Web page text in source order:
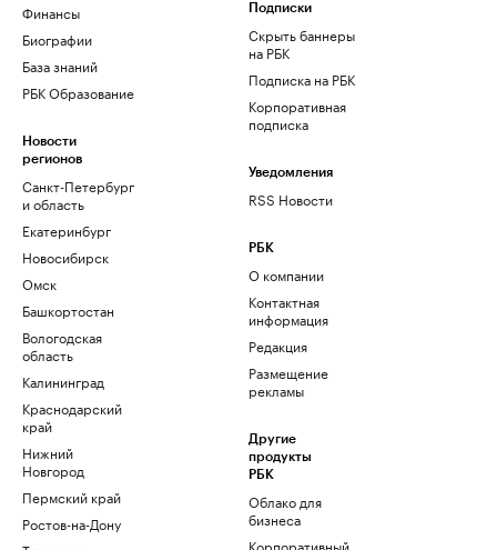
Финансы
Биографии
База знаний
РБК Образование
Новости
регионов
Санкт-Петербург
и область
Екатеринбург
Новосибирск
Омск
Башкортостан
Вологодская
область
Калининград
Краснодарский
край
Нижний
Новгород
Пермский край
Ростов-на-Дону
Подписки
Скрыть баннеры
на РБК
Подписка на РБК
Корпоративная
подписка
Уведомления
RSS Новости
РБК
О компании
Контактная
информация
Редакция
Размещение
рекламы
Другие
продукты
РБК
Облако для
бизнеса
Корпоративный